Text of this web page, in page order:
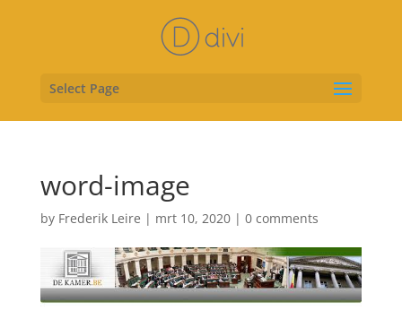
Select Page
word-image
by Frederik Leire | mrt 10, 2020| 0 comments